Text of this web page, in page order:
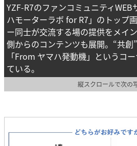
YZF-R7のファンコミュニティWEB
ハモーターラボ for R7」のトップ
ー同士が交流する場の提供をメイ
側からのコンテンツも展開。“共創
「From ヤマハ発動機」というコ
ている。
縦スクロールで次の